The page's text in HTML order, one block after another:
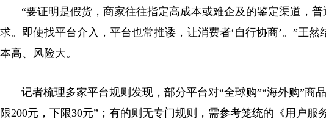
“要证明是假货，商家往往指定高成本或难企及的鉴定渠道，普
求。即使找平台介入，平台也常推诿，让消费者‘自行协商’。”王
本高、风险大。
记者梳理多家平台规则发现，部分平台对“全球购”“海外购”商
限200元，下限30元”；有的则无专门规则，需参考笼统的《用户